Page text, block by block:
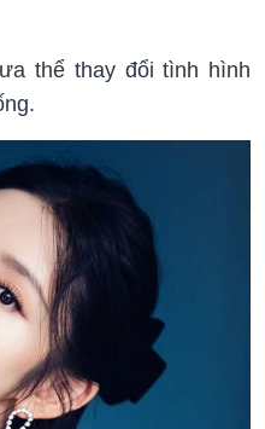
thể thay đổi tình hình